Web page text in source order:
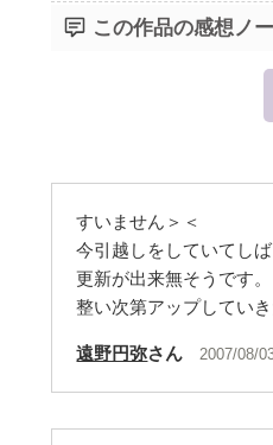
この作品の感想ノ
すいません＞＜
今引越しをしていてし
更新が出来無そうです。
整い次第アップしていき
遠野円弥さん 2007/08/